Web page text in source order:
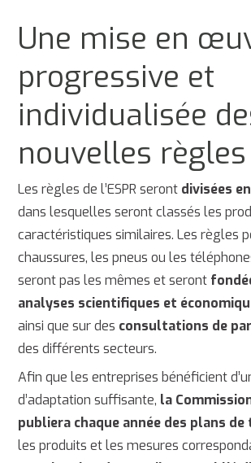
Une mise en
progressive et
individualisée
nouvelles règles
Les règles de l’ESPR seront divisées
dans lesquelles seront classés les
caractéristiques similaires. Les règles
chaussures, les pneus ou les
seront pas les mêmes et seront
analyses scientifiques et
ainsi que sur des consultations de
des différents secteurs.
Afin que les entreprises bénéficient
d’adaptation suffisante, la
publiera chaque année des plans
les produits et les mesures